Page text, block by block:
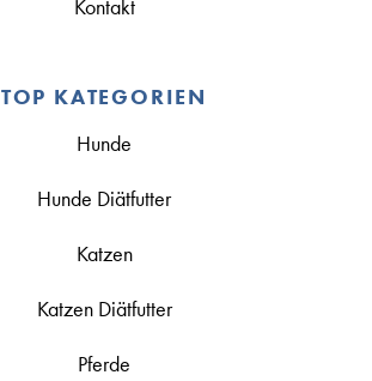
Kontakt
TOP KATEGORIEN
Hunde
Hunde Diätfutter
Katzen
Katzen Diätfutter
Pferde